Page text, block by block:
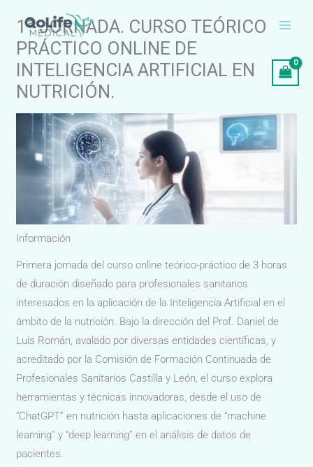
contenido
1ª JORNADA. CURSO TEÓRICO
PRÁCTICO ONLINE DE
INTELIGENCIA ARTIFICIAL EN
NUTRICIÓN.
Información
Primera jornada del curso online teórico-práctico de 3 horas
de duración diseñado para profesionales sanitarios
interesados en la aplicación de la Inteligencia Artificial en el
ámbito de la nutrición. Bajo la dirección del Prof. Daniel de
Luis Román, avalado por diversas entidades científicas, y
acreditado por la Comisión de Formación Continuada de
Profesionales Sanitarios Castilla y León, el curso explora
herramientas y técnicas innovadoras, desde el uso de
“ChatGPT” en nutrición hasta aplicaciones de “machine
learning” y “deep learning” en el análisis de datos de
pacientes.